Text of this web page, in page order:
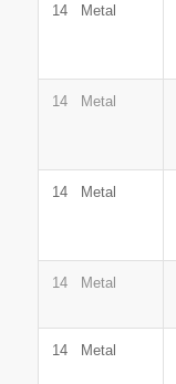
14 Metal
14 Metal
14 Metal
14 Metal
14 Metal